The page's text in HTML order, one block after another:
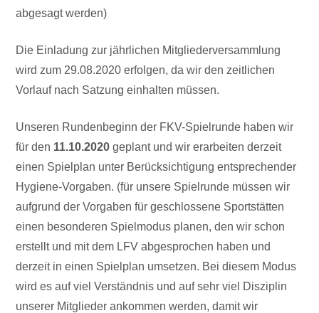
abgesagt werden)
Die Einladung zur jährlichen Mitgliederversammlung
wird zum 29.08.2020 erfolgen, da wir den zeitlichen
Vorlauf nach Satzung einhalten müssen.
Unseren Rundenbeginn der FKV-Spielrunde haben wir
für den 11.10.2020 geplant und wir erarbeiten derzeit
einen Spielplan unter Berücksichtigung entsprechender
Hygiene-Vorgaben. (für unsere Spielrunde müssen wir
aufgrund der Vorgaben für geschlossene Sportstätten
einen besonderen Spielmodus planen, den wir schon
erstellt und mit dem LFV abgesprochen haben und
derzeit in einen Spielplan umsetzen. Bei diesem Modus
wird es auf viel Verständnis und auf sehr viel Disziplin
unserer Mitglieder ankommen werden, damit wir